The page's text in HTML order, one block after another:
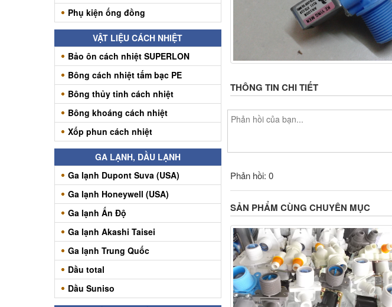
Phụ kiện ống đồng
VẬT LIỆU CÁCH NHIỆT
Bảo ôn cách nhiệt SUPERLON
Bông cách nhiệt tấm bạc PE
Bông thủy tinh cách nhiệt
Bông khoáng cách nhiệt
Xốp phun cách nhiệt
GA LẠNH, DẦU LẠNH
Ga lạnh Dupont Suva (USA)
Ga lạnh Honeywell (USA)
Ga lạnh Ấn Độ
Ga lạnh Akashi Taisei
Ga lạnh Trung Quốc
Dầu total
Dầu Suniso
THÔNG TIN CHI TIẾT
Phản hồi: 0
SẢN PHẨM CÙNG CHUYÊN MỤC